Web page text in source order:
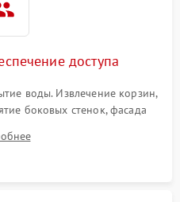
доступа
воды. Извлечение корзин,
боковых стенок, фасада
ТЭНу и сливной помпе.